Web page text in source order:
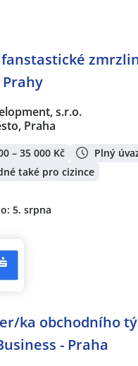
s.r.o.
Praha
– 35 000 Kč
Plný
také pro cizince
5. srpna
ka obchodního
- Praha